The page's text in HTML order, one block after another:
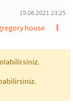
19.06.2021 23:25
house